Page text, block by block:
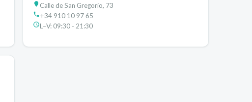
Calle de San Gregorio, 73
+34 910 10 97 65
L–V:09:30 - 21:30